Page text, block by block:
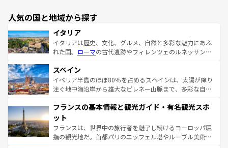
人気の国と地域から探す
イタリア
イタリアは歴史、文化、グルメ、自然と多彩な魅力にあふ
れた国。 ローマの古代遺跡やフィレンツェのルネッサンス
ろん、トスカーナの美しい田園風景やアマルフィ海岸の絶
景など、自然景観も見逃せない。観光の合間には、本場の
ピザやパスタなど、絶品のイタリア料理を堪能することも
ませてくれるイタリアで、忘れられない旅をしてみよう！
なお、新着のイタリア情報は
しい。
スペイン
イベリア半島のほぼ80％を占めるスペインは、太陽が降り
注ぐ地中海沿岸から雄大なピレネー山脈まで、多彩な自然
文化が根付くこの国では、情熱的なフラメンコ、熱気あふ
れる闘牛、そして美味しいタパスが生活の一部となってい
る。首都マドリードの洗練された雰囲気や、バルセロナの
アートに溢れた街角から、地方では古代ローマ遺跡や中世
フランスの基本情報と観光ガイド・有名観光スポ
ット
フランスは、世界中の旅行者を魅了し続けるヨーロッパ屈
指の観光地だ。首都パリのエッフェル塔やルーブル美術館